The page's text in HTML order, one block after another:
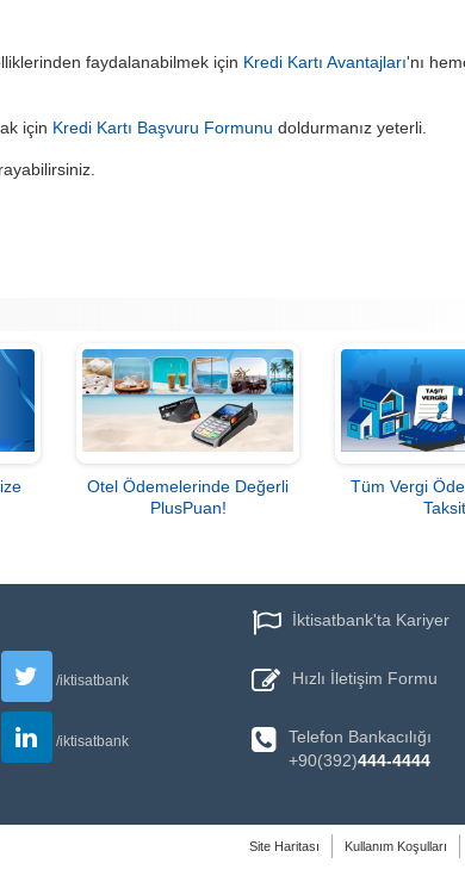
faydalanabilmek için Kredi Kartı Avantajları'nı
için Kredi Kartı Başvuru Formunu doldurmanız yeterli.
Otel Ödemelerinde Değerli
PlusPuan!
Tüm Vergi
/iktisatbank
/iktisatbank
İktisatbank'ta Kariyer
Hızlı İletişim Formu
Telefon Bankacılığı
+90(392)444-4444
Site Haritası Kullanım Koşulları